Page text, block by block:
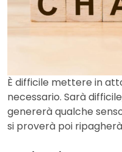
È difficile mettere in
necessario. Sarà
genererà qualche
si proverà poi